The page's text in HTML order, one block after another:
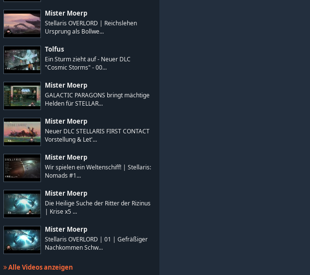
Mister Moerp
Stellaris OVERLORD | Reichslehen
Ursprung als Bollwe...
Tolfus
Ein Sturm zieht auf - Neuer DLC
"Cosmic Storms" - 00...
Mister Moerp
GALACTIC PARAGONS bringt mächtige
Helden für STELLAR...
Mister Moerp
Neuer DLC STELLARIS FIRST CONTACT
Vorstellung & Let'...
Mister Moerp
Wir spielen ein Weltenschiff! | Stellaris:
Nomads #1...
Mister Moerp
Die Heilige Suche der Ritter der Rizinus
| Krise x5 ...
Mister Moerp
Stellaris OVERLORD | 01 | Gefräßiger
Nachkommen Schw...
Alle Videos anzeigen